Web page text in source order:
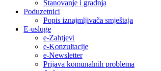
Stanovanje i gradnja
Poduzetnici
Popis iznajmljivača smještaja
E-usluge
e-Zahtjevi
e-Konzultacije
e-Newsletter
Prijava komunalnih problema